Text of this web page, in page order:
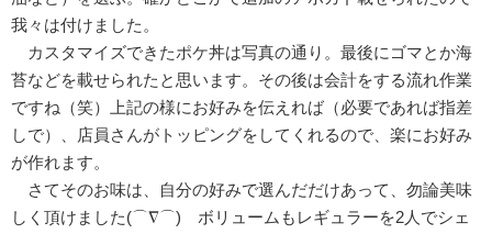
我々は付けました。
カスタマイズできたポケ丼は写真の通り。最後にゴマとか海
苔などを載せられたと思います。その後は会計をする流れ作業
ですね（笑）上記の様にお好みを伝えれば（必要であれば指差
しで）、店員さんがトッピングをしてくれるので、楽にお好み
が作れます。
さてそのお味は、自分の好みで選んだだけあって、勿論美味
しく頂けました(⌒∇⌒) ボリュームもレギュラーを2人でシェ